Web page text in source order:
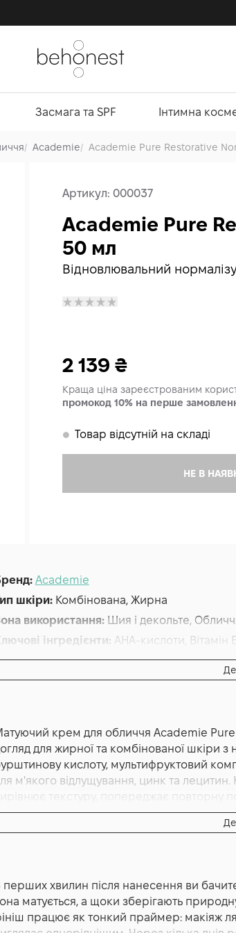
Засмага та SPF Інтимна
/ Academie/ Academie Pure Restorative
Артикул:000037
Відновлювальний
Academie Pure
50 мл
2 139₴
Краща ціна зареєстрованим
промокод 10% на перше
𒊹 Товар відсутній на складі
НЕ В
Academie
шкіри: Комбінована, Жирна
використання: Шия і декольте,
інгредієнти: AHA-кислоти, Вітамін
дія:Відновлення,Від розширених
властивості:Cruelty-free
Лінійка:
Academie Pure
крем для обличчя Academie
для жирної та комбінованої шкіри
кислоту, мультифруктовий
м'якого відлущування, цинк та
текстуру, попереджає повторну
Французький бренд Academie.
працює відразу у двох
мікрорельєф, а в довшій
повторну появу
перших хвилин після нанесення ви
матується, а щоки зберігають
працює як тонкий праймер: макіяж